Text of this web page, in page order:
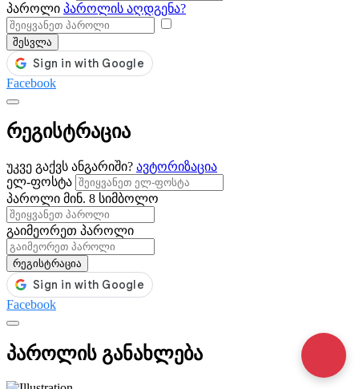
პაროლი პაროლის აღდგენა?
შესვლა
Facebook
რეგისტრაცია
უკვე გაქვს ანგარიში? ავტორიზაცია
ელ-ფოსტა
პაროლი მინ. 8 სიმბოლო
გაიმეორეთ პაროლი
რეგისტრაცია
Facebook
პაროლის განახლება